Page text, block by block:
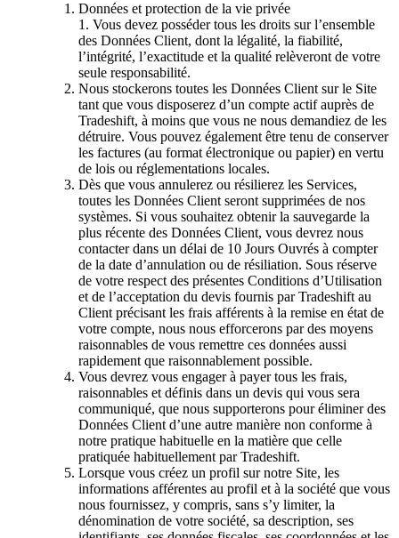
Données et protection de la vie privée
1. Vous devez posséder tous les droits sur l’ensemble
des Données Client, dont la légalité, la fiabilité,
l’intégrité, l’exactitude et la qualité relèveront de votre
seule responsabilité.
Nous stockerons toutes les Données Client sur le Site
tant que vous disposerez d’un compte actif auprès de
Tradeshift, à moins que vous ne nous demandiez de les
détruire. Vous pouvez également être tenu de conserver
les factures (au format électronique ou papier) en vertu
de lois ou réglementations locales.
Dès que vous annulerez ou résilierez les Services,
toutes les Données Client seront supprimées de nos
systèmes. Si vous souhaitez obtenir la sauvegarde la
plus récente des Données Client, vous devrez nous
contacter dans un délai de 10 Jours Ouvrés à compter
de la date d’annulation ou de résiliation. Sous réserve
de votre respect des présentes Conditions d’Utilisation
et de l’acceptation du devis fournis par Tradeshift au
Client précisant les frais afférents à la remise en état de
votre compte, nous nous efforcerons par des moyens
raisonnables de vous remettre ces données aussi
rapidement que raisonnablement possible.
Vous devrez vous engager à payer tous les frais,
raisonnables et définis dans un devis qui vous sera
communiqué, que nous supporterons pour éliminer des
Données Client d’une autre manière non conforme à
notre pratique habituelle en la matière que celle
pratiquée habituellement par Tradeshift.
Lorsque vous créez un profil sur notre Site, les
informations afférentes au profil et à la société que vous
nous fournissez, y compris, sans s’y limiter, la
dénomination de votre société, sa description, ses